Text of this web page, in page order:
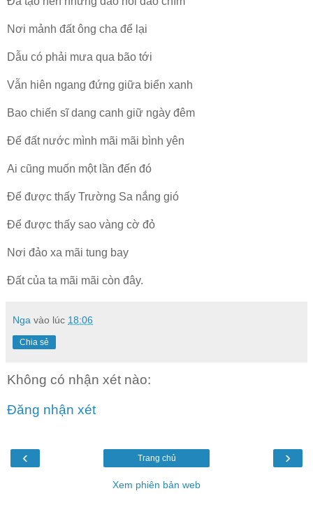
Nơi mảnh đất ông cha để lại
Dẫu có phải mưa qua bão tới
Vẫn hiên ngang đứng giữa biển xanh
Bao chiến sĩ dang canh giữ ngày đêm
Để đất nước mình mãi mãi bình yên
Ai cũng muốn một lần đến đó
Để được thấy Trường Sa nắng gió
Để được thấy sao vàng cờ đỏ
Nơi đảo xa mãi tung bay
Đất của ta mãi mãi còn đây.
Nga vào lúc 18:06
Chia sẻ
Không có nhận xét nào:
Đăng nhận xét
‹ ›
Trang chủ
Xem phiên bản web